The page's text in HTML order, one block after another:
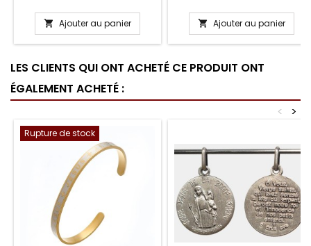
 Ajouter au panier  Ajouter au panier
LES CLIENTS QUI ONT ACHETÉ CE PRODUIT ONT
ÉGALEMENT ACHETÉ :
>
<
Rupture de stock